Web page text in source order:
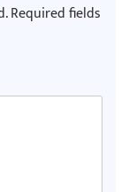
शीर्ष गीत
Required fields